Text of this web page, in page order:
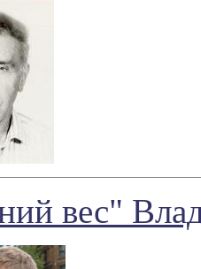
вес"